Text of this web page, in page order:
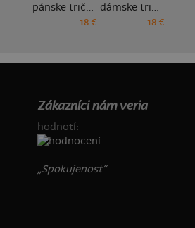
pánske tričko
18 €
dámske tričko
18 €
Zákazníci nám veria
hodnotí:
„Spokujenost“